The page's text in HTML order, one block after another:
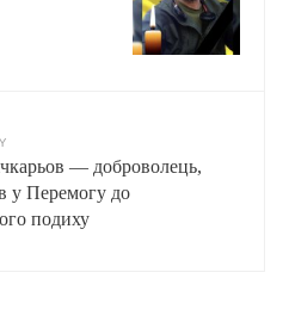
— доброволець,
у Перемогу до
подиху